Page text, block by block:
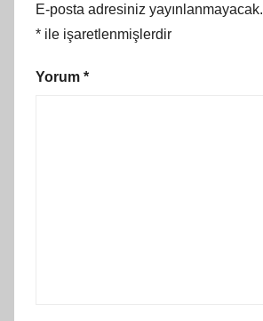
E-posta adresiniz yayınlanmayacak.
* ile işaretlenmişlerdir
Yorum *